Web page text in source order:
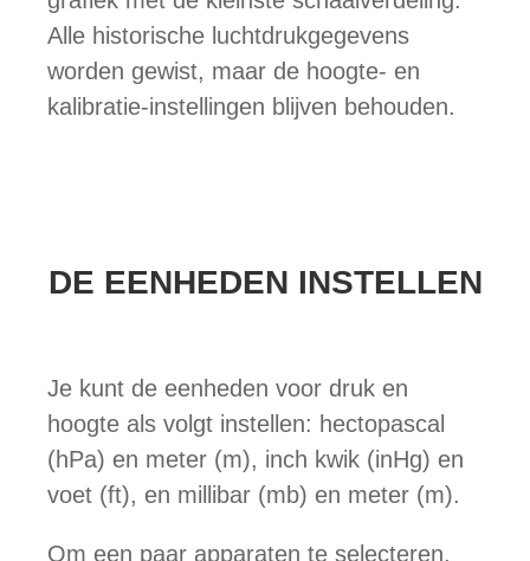
Alle historische luchtdrukgegevens
worden gewist, maar de hoogte- en
kalibratie-instellingen blijven behouden.
DE EENHEDEN INSTELLEN
Je kunt de eenheden voor druk en
hoogte als volgt instellen: hectopascal
(hPa) en meter (m), inch kwik (inHg) en
voet (ft), en millibar (mb) en meter (m).
Om een ​​paar apparaten te selecteren,